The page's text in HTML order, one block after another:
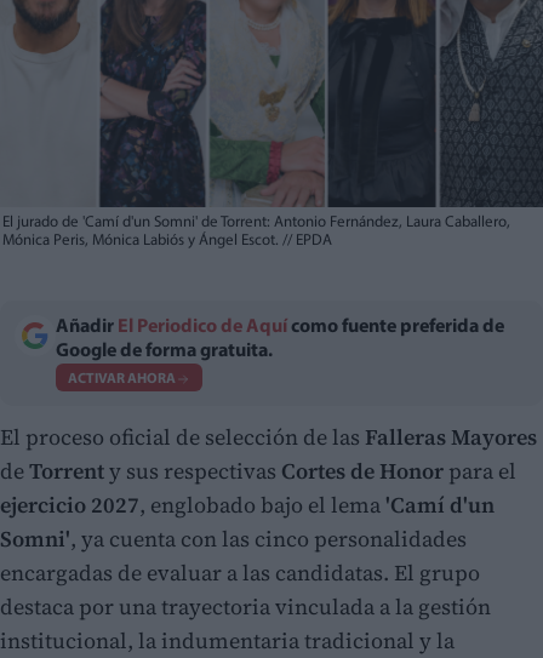
El jurado de 'Camí d'un Somni' de Torrent: Antonio Fernández, Laura Caballero,
Mónica Peris, Mónica Labiós y Ángel Escot. // EPDA
Añadir El Periodico de Aquí como fuente preferida de
Google de forma gratuita.
ACTIVAR AHORA
El proceso oficial de selección de las Falleras Mayores
deTorrenty sus respectivas Cortes de Honor para el
ejercicio 2027, englobado bajo el lema 'Camí d'un
Somni', ya cuenta con las cinco personalidades
encargadas de evaluar a las candidatas. El grupo
destaca por una trayectoria vinculada a la gestión
institucional, la indumentaria tradicional y la